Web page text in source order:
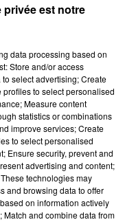
pour les "grands
pour la...
d’écraser son
dit regretter...
est notre
data processing based on
Store and/or access
select advertising; Create
to select personalised
Measure content
statistics or combinations
improve services; Create
to select personalised
Ensure security, prevent and
advertising and content;
technologies may
and browsing data to offer
on information actively
and combine data from